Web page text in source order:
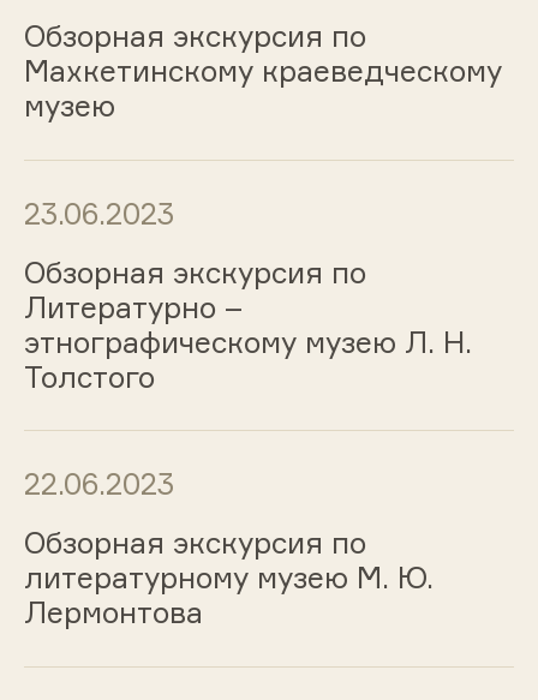
Обзорная экскурсия по
Махкетинскому краеведческому
музею
23.06.2023
Обзорная экскурсия по
Литературно –
этнографическому музею Л. Н.
Толстого
22.06.2023
Обзорная экскурсия по
литературному музею М. Ю.
Лермонтова